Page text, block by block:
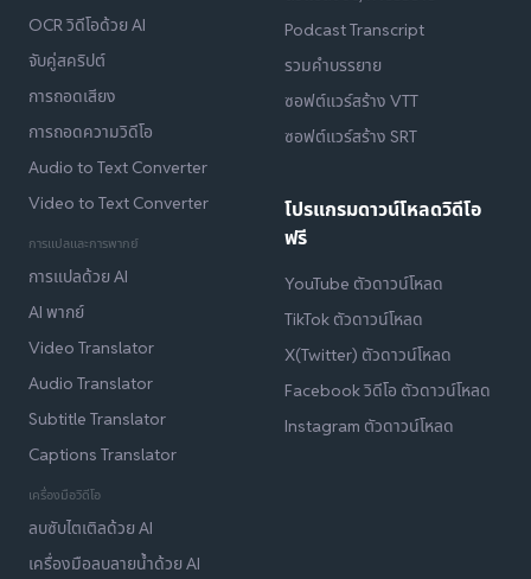
OCR วิดีโอด้วย AI
จับคู่สคริปต์
การถอดเสียง
การถอดความวิดีโอ
Audio to Text Converter
Video to Text Converter
การแปลและการพากย์
การแปลด้วย AI
AI พากย์
Video Translator
Audio Translator
Subtitle Translator
Captions Translator
เครื่องมือวิดีโอ
ลบซับไตเติลด้วย AI
เครื่องมือลบลายน้ำด้วย AI
Podcast Transcript
รวมคำบรรยาย
ซอฟต์แวร์สร้าง VTT
ซอฟต์แวร์สร้าง SRT
โปรแกรมดาวน์โหลดวิดีโอ
ฟรี
YouTube ตัวดาวน์โหลด
TikTok ตัวดาวน์โหลด
X(Twitter) ตัวดาวน์โหลด
Facebook วิดีโอ ตัวดาวน์โหลด
Instagram ตัวดาวน์โหลด